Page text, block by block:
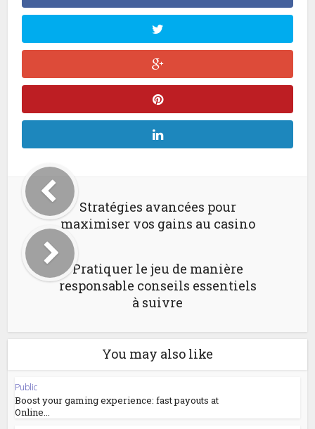
Stratégies avancées pour
maximiser vos gains au casino
Pratiquer le jeu de manière
responsable conseils essentiels
à suivre
You may also like
Public
Boost your gaming experience: fast payouts at
Online...